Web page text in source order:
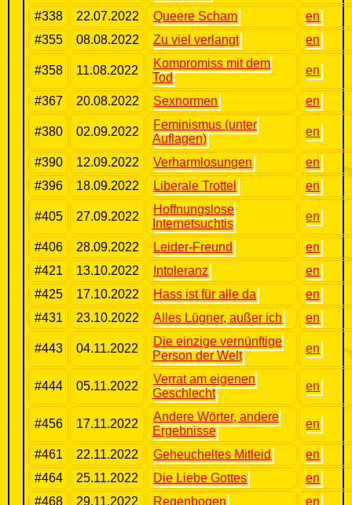
#338 22.07.2022 Queere Scham
en
#355
08.08.2022 Zu viel verlangt en
#358 11.08.2022
Kompromiss mit dem
Tod
en
#367 20.08.2022 Sexnormen en
#380 02.09.2022
Feminismus (unter
Auflagen)
en
#390 12.09.2022 Verharmlosungen
en
#396
18.09.2022 Liberale Trottel en
#405 27.09.2022
Hoffnungslose
Internetsuchtis
en
#406 28.09.2022 Leider-Freund
en
#421
13.10.2022 Intoleranz
en
#425
17.10.2022 Hass ist für alle da
en
#431
23.10.2022 Alles Lügner, außer ich en
#443 04.11.2022
Die einzige vernünftige
Person der Welt
en
#444 05.11.2022
Verrat am eigenen
Geschlecht
en
#456 17.11.2022
Andere Wörter, andere
Ergebnisse
en
#461 22.11.2022 Geheucheltes Mitleid
en
#464
25.11.2022 Die Liebe Gottes
en
#468
29.11.2022 Regenbogen en